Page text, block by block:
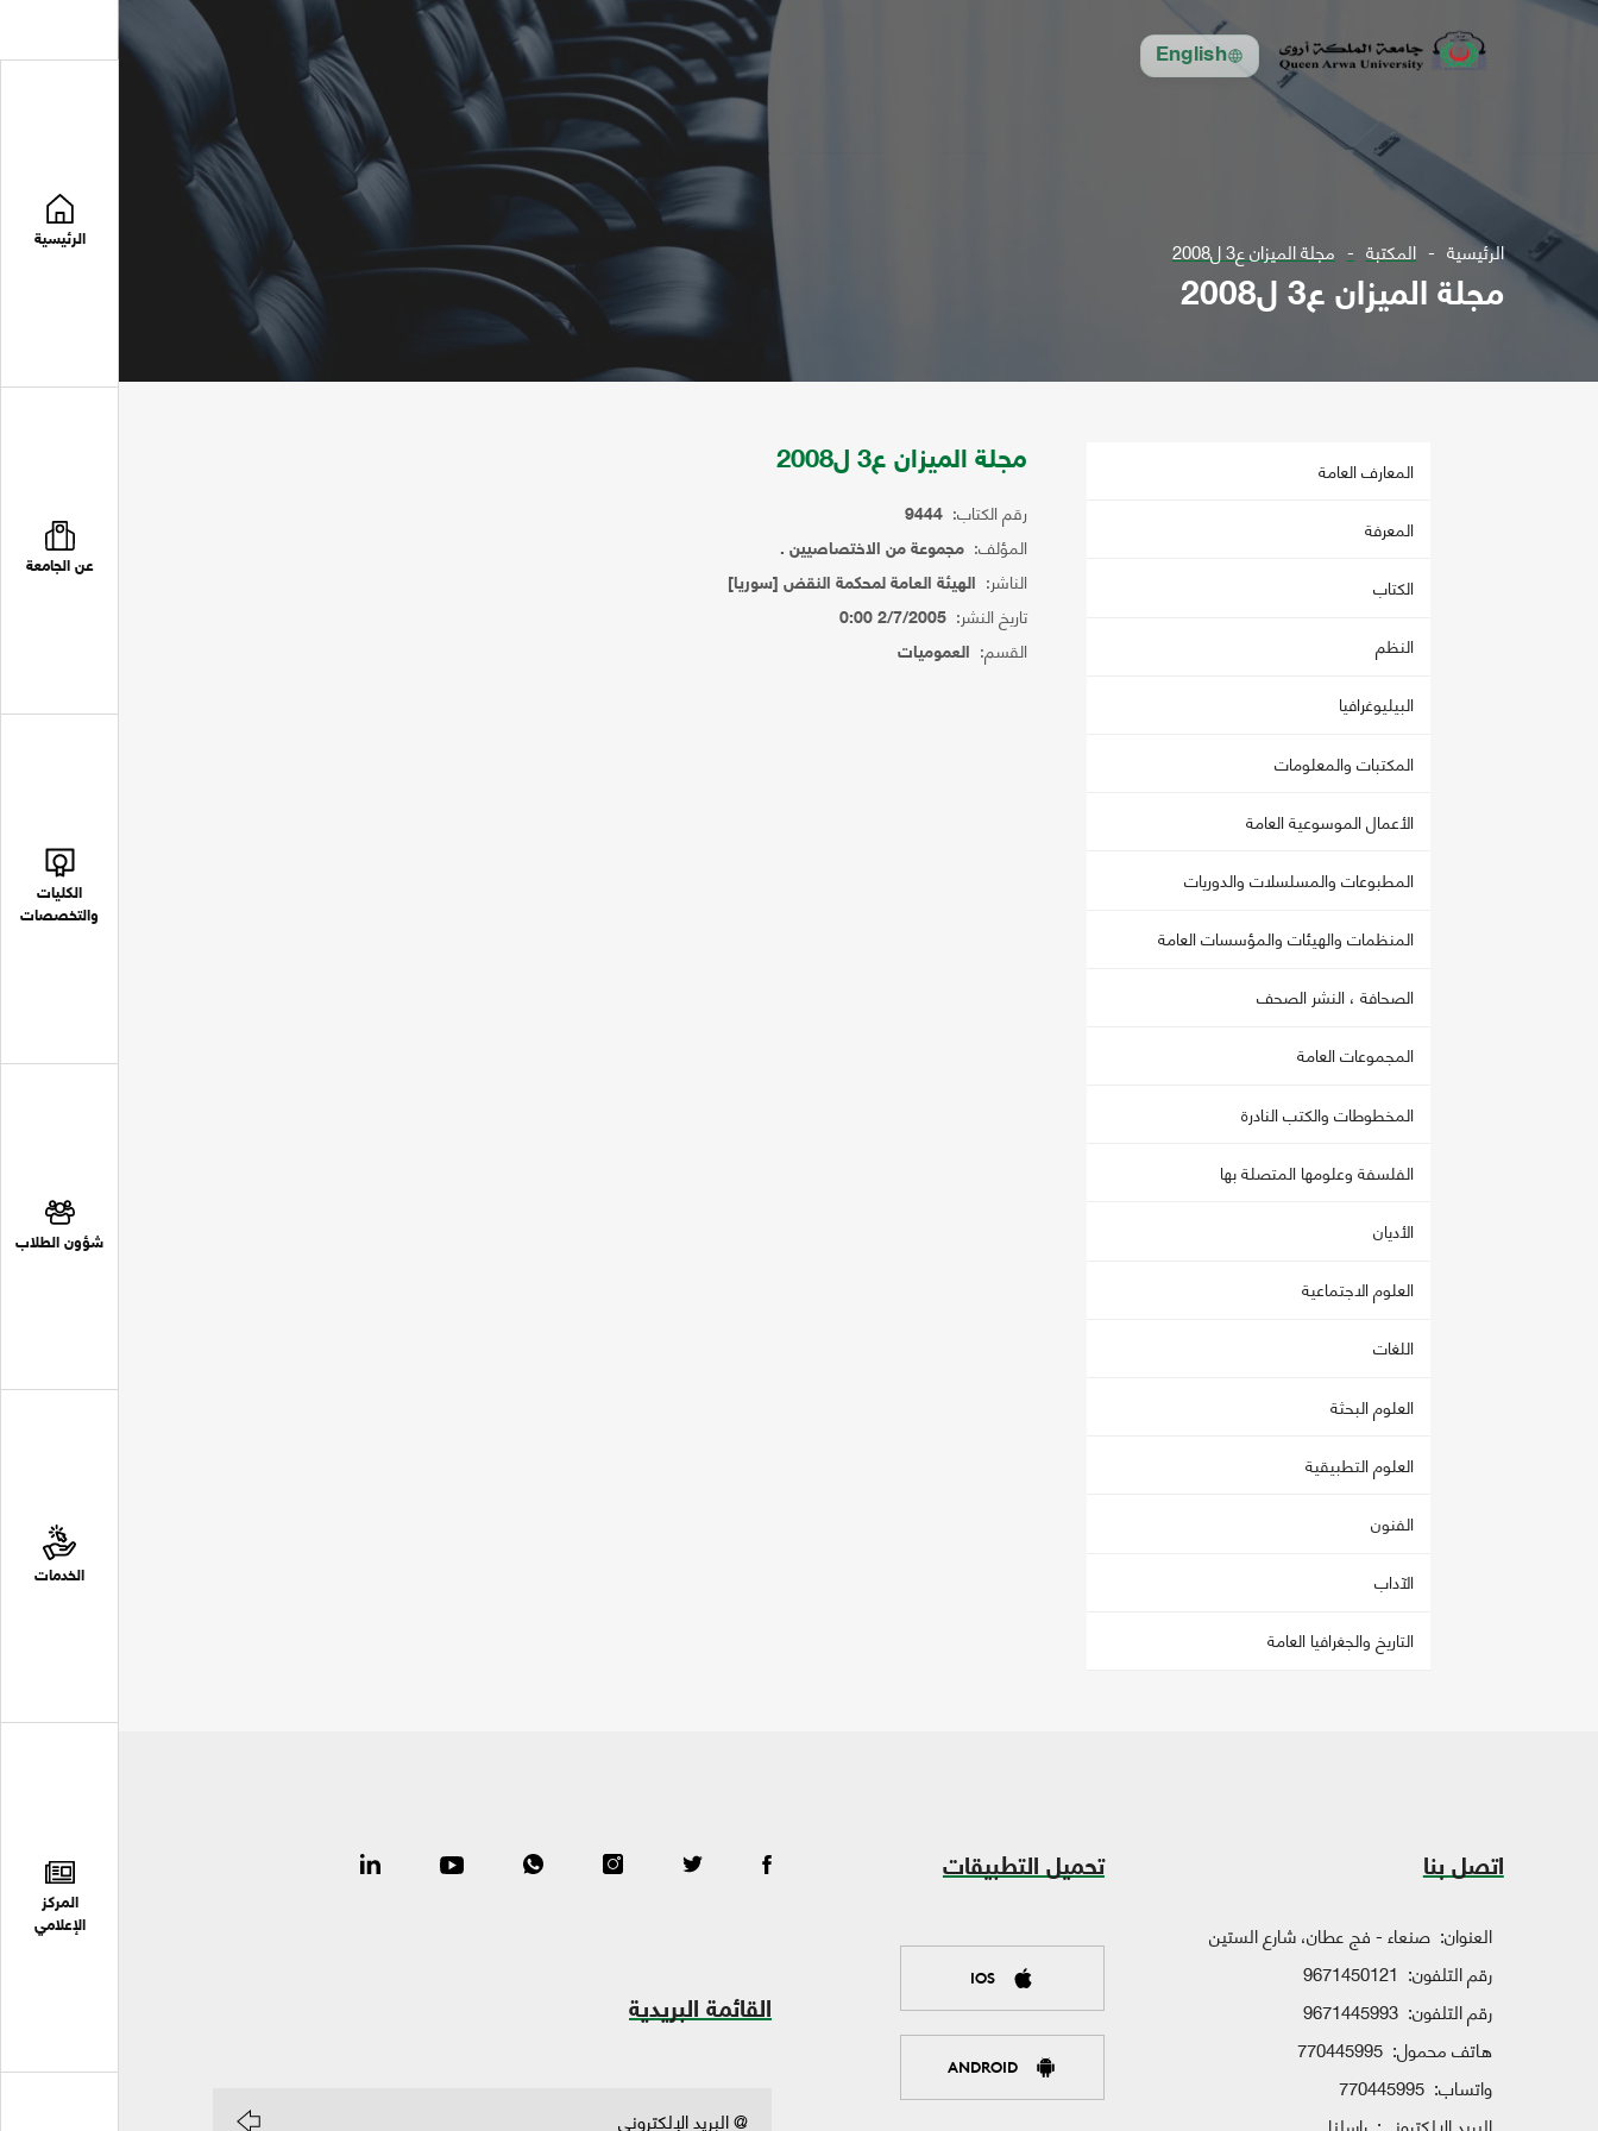
English
الرئيسية
عن الجامعة
الكليات
والتخصصات
شؤون الطلاب
الخدمات
المركز
الإعلامي
الرئيسية المكتبة مجلة الميزان ع3 ل2008
مجلة الميزان ع3 ل2008
المعارف العامة
المعرفة
الكتاب
النظم
البيليوغرافيا
المكتبات والمعلومات
الأعمال الموسوعية العامة
المطبوعات والمسلسلات والدوريات
المنظمات والهيئات والمؤسسات العامة
الصحافة ، النشر الصحف
المجموعات العامة
المخطوطات والكتب النادرة
الفلسفة وعلومها المتصلة بها
الأديان
العلوم الاجتماعية
اللغات
العلوم البحثة
العلوم التطبيقية
الفنون
الآداب
التاريخ والجغرافيا العامة
مجلة الميزان ع3 ل2008
رقم الكتاب: 9444
المؤلف: مجموعة من الاختصاصيين .
الناشر: الهيئة العامة لمحكمة النقض [سوريا]
تاريخ النشر: 2/7/2005 0:00
القسم: العموميات
اتصل بنا
العنوان: صنعاء - فج عطان، شارع الستين
رقم التلفون: 9671450121
رقم التلفون: 9671445993
هاتف محمول: 770445995
واتساب: 770445995
تحميل التطبيقات
IOS
ANDROID
القائمة البريدية